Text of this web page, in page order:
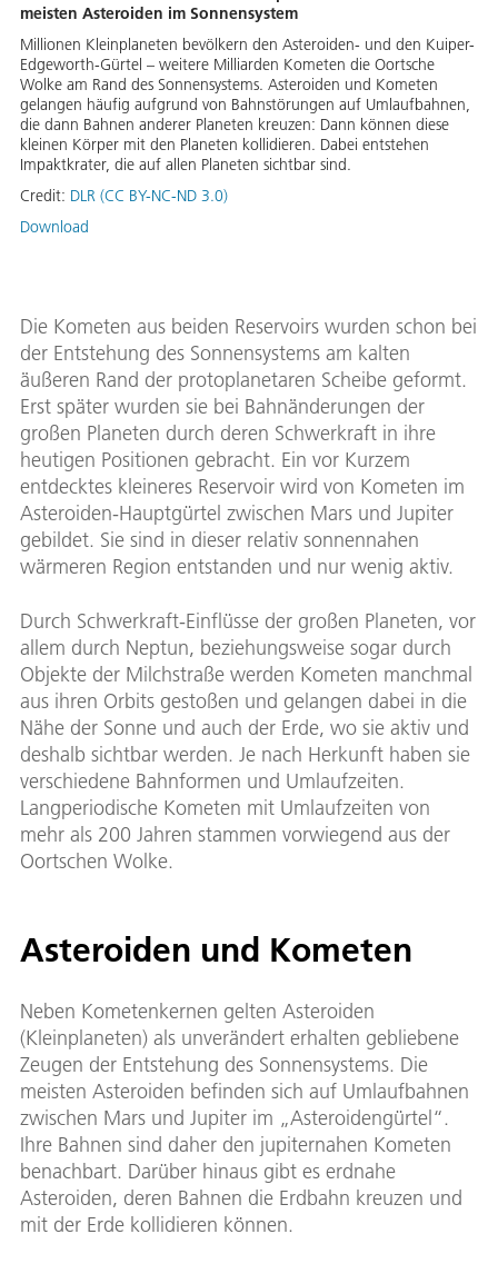
meisten Asteroiden im Sonnensystem
Millionen Kleinplaneten bevölkern den Asteroiden- und den Kuiper-
Edgeworth-Gürtel – weitere Milliarden Kometen die Oortsche
Wolke am Rand des Sonnensystems. Asteroiden und Kometen
gelangen häufig aufgrund von Bahnstörungen auf Umlaufbahnen,
die dann Bahnen anderer Planeten kreuzen: Dann können diese
kleinen Körper mit den Planeten kollidieren. Dabei entstehen
Impaktkrater, die auf allen Planeten sichtbar sind.
Credit: DLR (CC BY-NC-ND 3.0)
Download
Die Kometen aus beiden Reservoirs wurden schon bei
der Entstehung des Sonnensystems am kalten
äußeren Rand der protoplanetaren Scheibe geformt.
Erst später wurden sie bei Bahnänderungen der
großen Planeten durch deren Schwerkraft in ihre
heutigen Positionen gebracht. Ein vor Kurzem
entdecktes kleineres Reservoir wird von Kometen im
Asteroiden-Hauptgürtel zwischen Mars und Jupiter
gebildet. Sie sind in dieser relativ sonnennahen
wärmeren Region entstanden und nur wenig aktiv.
Durch Schwerkraft-Einflüsse der großen Planeten, vor
allem durch Neptun, beziehungsweise sogar durch
Objekte der Milchstraße werden Kometen manchmal
aus ihren Orbits gestoßen und gelangen dabei in die
Nähe der Sonne und auch der Erde, wo sie aktiv und
deshalb sichtbar werden. Je nach Herkunft haben sie
verschiedene Bahnformen und Umlaufzeiten.
Langperiodische Kometen mit Umlaufzeiten von
mehr als 200 Jahren stammen vorwiegend aus der
Oortschen Wolke.
Asteroiden und Kometen
Neben Kometenkernen gelten Asteroiden
(Kleinplaneten) als unverändert erhalten gebliebene
Zeugen der Entstehung des Sonnensystems. Die
meisten Asteroiden befinden sich auf Umlaufbahnen
zwischen Mars und Jupiter im „Asteroidengürtel“.
Ihre Bahnen sind daher den jupiternahen Kometen
benachbart. Darüber hinaus gibt es erdnahe
Asteroiden, deren Bahnen die Erdbahn kreuzen und
mit der Erde kollidieren können.